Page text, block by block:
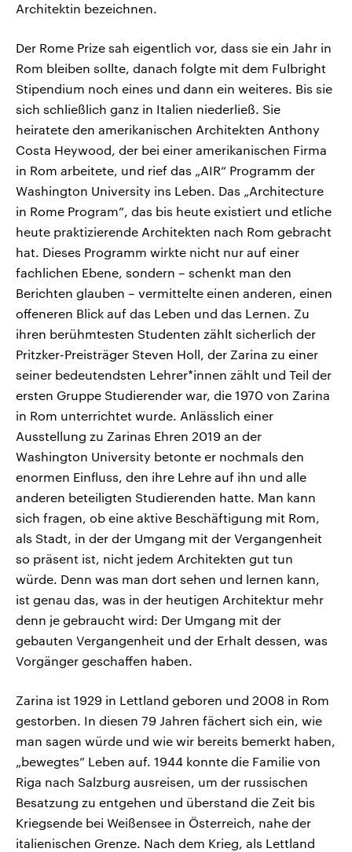
Architektin bezeichnen.
Der Rome Prize sah eigentlich vor, dass sie ein Jahr in
Rom bleiben sollte, danach folgte mit dem Fulbright
Stipendium noch eines und dann ein weiteres. Bis sie
sich schließlich ganz in Italien niederließ. Sie
heiratete den amerikanischen Architekten Anthony
Costa Heywood, der bei einer amerikanischen Firma
in Rom arbeitete, und rief das „AIR“ Programm der
Washington University ins Leben. Das „Architecture
in Rome Program”, das bis heute existiert und etliche
heute praktizierende Architekten nach Rom gebracht
hat. Dieses Programm wirkte nicht nur auf einer
fachlichen Ebene, sondern – schenkt man den
Berichten glauben – vermittelte einen anderen, einen
offeneren Blick auf das Leben und das Lernen. Zu
ihren berühmtesten Studenten zählt sicherlich der
Pritzker-Preisträger Steven Holl, der Zarina zu einer
seiner bedeutendsten Lehrer*innen zählt und Teil der
ersten Gruppe Studierender war, die 1970 von Zarina
in Rom unterrichtet wurde. Anlässlich einer
Ausstellung zu Zarinas Ehren 2019 an der
Washington University betonte er nochmals den
enormen Einfluss, den ihre Lehre auf ihn und alle
anderen beteiligten Studierenden hatte. Man kann
sich fragen, ob eine aktive Beschäftigung mit Rom,
als Stadt, in der der Umgang mit der Vergangenheit
so präsent ist, nicht jedem Architekten gut tun
würde. Denn was man dort sehen und lernen kann,
ist genau das, was in der heutigen Architektur mehr
denn je gebraucht wird: Der Umgang mit der
gebauten Vergangenheit und der Erhalt dessen, was
Vorgänger geschaffen haben.
Zarina ist 1929 in Lettland geboren und 2008 in Rom
gestorben. In diesen 79 Jahren fächert sich ein, wie
man sagen würde und wie wir bereits bemerkt haben,
„bewegtes” Leben auf. 1944 konnte die Familie von
Riga nach Salzburg ausreisen, um der russischen
Besatzung zu entgehen und überstand die Zeit bis
Kriegsende bei Weißensee in Österreich, nahe der
italienischen Grenze. Nach dem Krieg, als Lettland